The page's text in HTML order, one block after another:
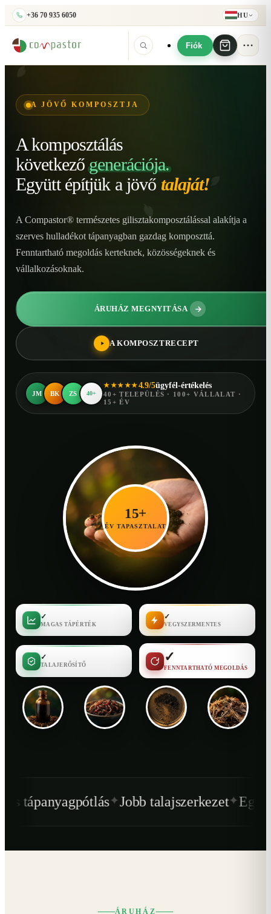
+36 70 935 6050 HU
Fiók
A JÖVŐ KOMPOSZTJA
A komposztálás
következő generációja.
Együtt építjük a jövő talaját!
A Compastor® természetes gilisztakomposztálással alakítja a
szerves hulladékot tápanyagban gazdag komposzttá.
Fenntartható megoldás kerteknek, közösségeknek és
vállalkozásoknak.
ÁRUHÁZ MEGNYITÁSA
A KOMPOSZTRECEPT
JM BK ZS 40+
★★★★★4.9/5ügyfél-értékelés
40+ TELEPÜLÉS · 100+ VÁLLALAT ·
15+ ÉV
15+
ÉV TAPASZTALAT
✓
MAGAS TÁPÉRTÉK
✓
VEGYSZERMENTES
✓
TALAJERŐSÍTŐ
✓
FENNTARTHATÓ MEGOLDÁS
✦Jobb talajszerkezet✦Egészségesebb
ÁRUHÁZ